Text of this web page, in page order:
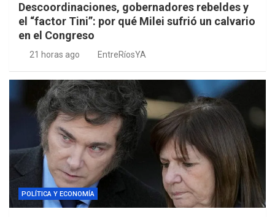
Descoordinaciones, gobernadores rebeldes y
el “factor Tini”: por qué Milei sufrió un calvario
en el Congreso
21 horas ago EntreRíosYA
POLÍTICA Y ECONOMÍA